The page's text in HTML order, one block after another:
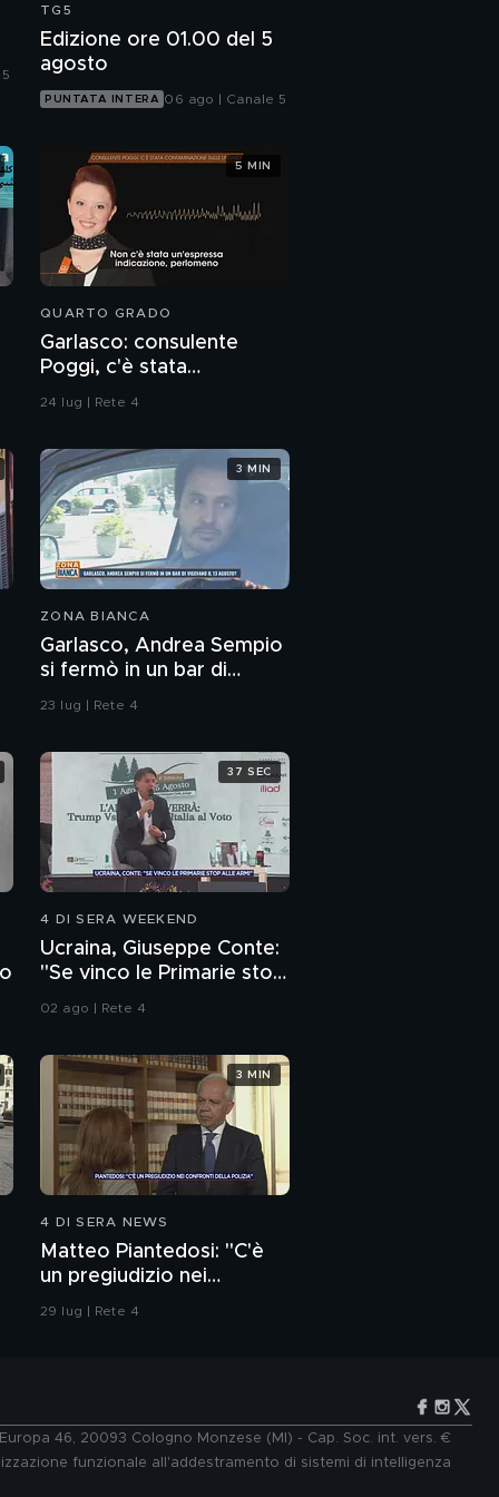
TG5
Edizione ore 01.00 del 5
agosto
PUNTATA INTERA 06 ago | Canale 5
QUARTO GRADO
Garlasco: consulente
Poggi, c'è stata
contaminazione sulle
24 lug | Rete 4
5 MIN
ZONA BIANCA
Garlasco, Andrea Sempio
si fermò in un bar di
Vigevano il 13 agosto?
23 lug | Rete 4
3 MIN
4 DI SERA WEEKEND
Ucraina, Giuseppe Conte:
"Se vinco le Primarie stop
alle armi"
02 ago | Rete 4
37 SEC
4 DI SERA NEWS
Matteo Piantedosi: "C'è
un pregiudizio nei
confronti della polizia"
29 lug | Rete 4
3 MIN
46, 20093 Cologno Monzese (MI) - Cap. Soc. int. vers. €
funzionale all'addestramento di sistemi di intelligenza